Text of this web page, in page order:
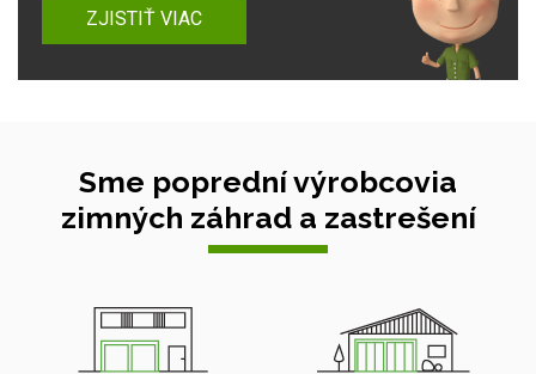
ZJISTIŤ VIAC
Sme poprední výrobcovia
zimných záhrad a zastrešení